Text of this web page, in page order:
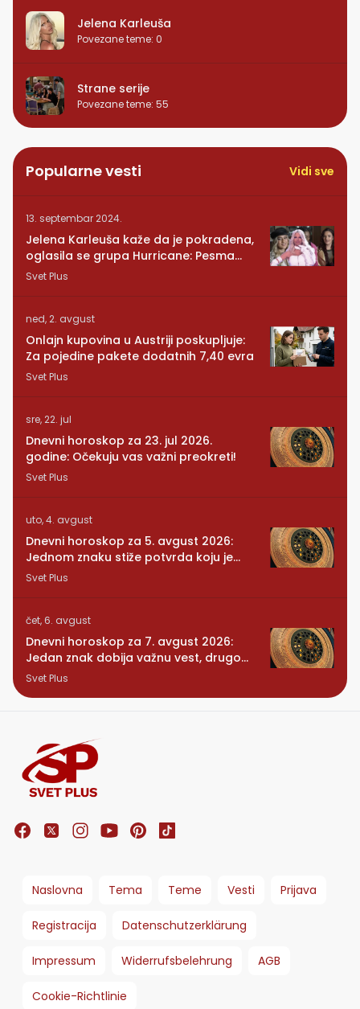
Jelena Karleuša
Povezane teme: 0
Strane serije
Povezane teme: 55
Popularne vesti Vidi sve
13. septembar 2024.
Jelena Karleuša kaže da je pokradena,
oglasila se grupa Hurricane: Pesma
RUNDE je naša!
Svet Plus
ned, 2. avgust
Onlajn kupovina u Austriji poskupljuje:
Za pojedine pakete dodatnih 7,40 evra
Svet Plus
sre, 22. jul
Dnevni horoskop za 23. jul 2026.
godine: Očekuju vas važni preokreti!
Svet Plus
uto, 4. avgust
Dnevni horoskop za 5. avgust 2026:
Jednom znaku stiže potvrda koju je
dugo čekao
Svet Plus
čet, 6. avgust
Dnevni horoskop za 7. avgust 2026:
Jedan znak dobija važnu vest, drugom
se vraća osoba iz prošlosti
Svet Plus
Naslovna Tema Teme Vesti Prijava
Registracija Datenschutzerklärung
Impressum Widerrufsbelehrung AGB
Cookie-Richtlinie